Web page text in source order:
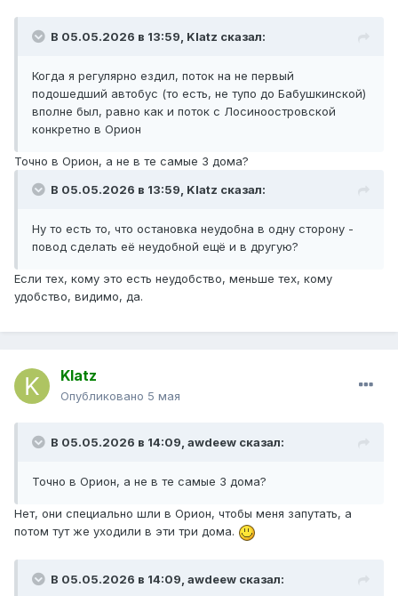
В 05.05.2026 в 13:59, Klatz сказал:
Когда я регулярно ездил, поток на не первый
подошедший автобус (то есть, не тупо до Бабушкинской)
вполне был, равно как и поток с Лосиноостровской
конкретно в Орион
Точно в Орион, а не в те самые 3 дома?
В 05.05.2026 в 13:59, Klatz сказал:
Ну то есть то, что остановка неудобна в одну сторону -
повод сделать её неудобной ещё и в другую?
Если тех, кому это есть неудобство, меньше тех, кому
удобство, видимо, да.
Klatz
Опубликовано 5 мая
В 05.05.2026 в 14:09, awdeew сказал:
Точно в Орион, а не в те самые 3 дома?
Нет, они специально шли в Орион, чтобы меня запутать, а
потом тут же уходили в эти три дома.
В 05.05.2026 в 14:09, awdeew сказал: